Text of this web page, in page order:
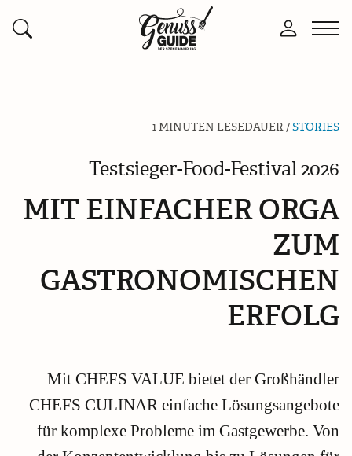
Suchen
Zurück
zur
Anmelden
1 MINUTEN LESEDAUER /STORIES
Testsieger-Food-Festival 2026
MIT EINFACHER ORGA
ZUM
GASTRONOMISCHEN
ERFOLG
Mit CHEFS VALUE bietet der Großhändler
CHEFS CULINAR einfache Lösungsangebote
für komplexe Probleme im Gastgewerbe. Von